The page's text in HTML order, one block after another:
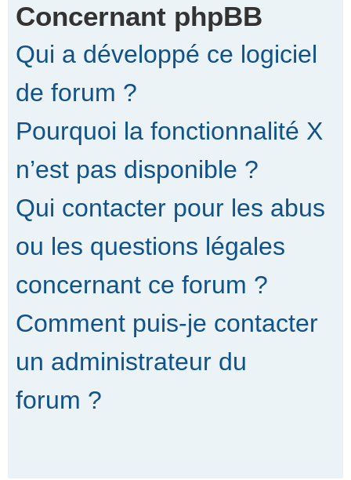
Concernant phpBB
Qui a développé ce logiciel
de forum ?
Pourquoi la fonctionnalité X
n’est pas disponible ?
Qui contacter pour les abus
ou les questions légales
concernant ce forum ?
Comment puis-je contacter
un administrateur du
forum ?